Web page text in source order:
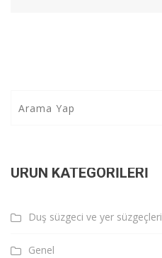
ÜRÜN KATEGORILERI
Duş süzgeci ve yer süzgeçleri
Genel